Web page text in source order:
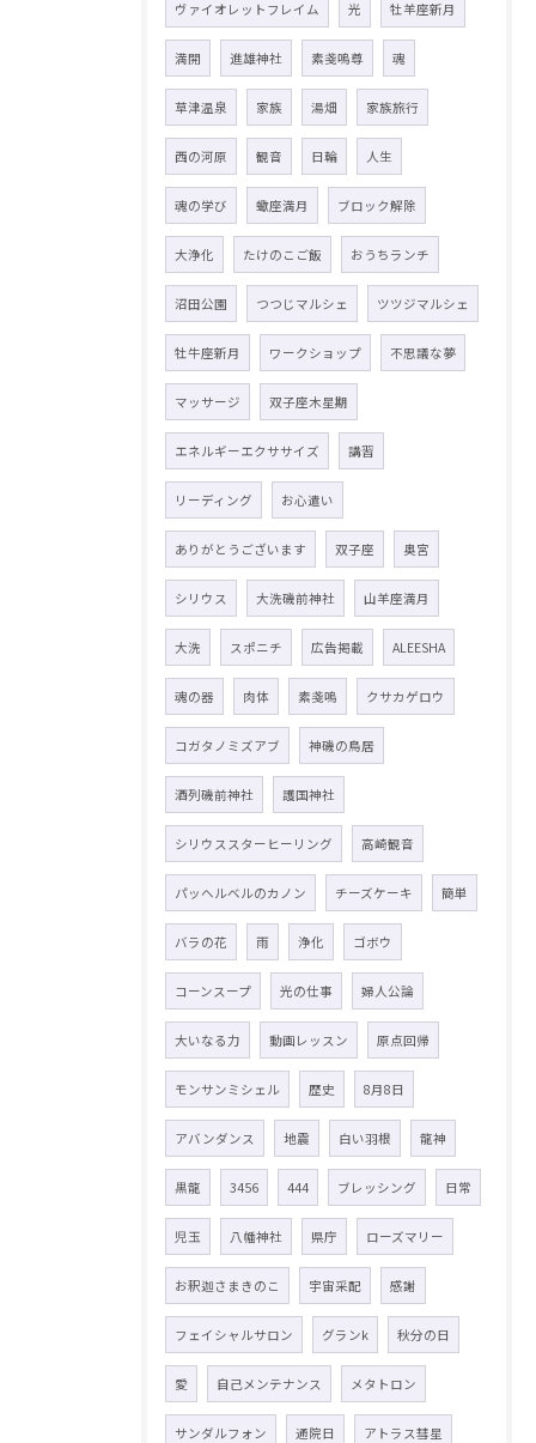
ヴァイオレットフレイム 光 牡羊座新月
満開 進雄神社 素戔嗚尊 魂
草津温泉 家族 湯畑 家族旅行
西の河原 観音 日輪 人生
魂の学び 蠍座満月 ブロック解除
大浄化 たけのこご飯 おうちランチ
沼田公園 つつじマルシェ ツツジマルシェ
牡牛座新月 ワークショップ 不思議な夢
マッサージ 双子座木星期
エネルギーエクササイズ 講習
リーディング お心遣い
ありがとうございます 双子座 奥宮
シリウス 大洗磯前神社 山羊座満月
大洗 スポニチ 広告掲載 ALEESHA
魂の器 肉体 素戔嗚 クサカゲロウ
コガタノミズアブ 神磯の鳥居
酒列磯前神社 護国神社
シリウススターヒーリング 高崎観音
パッヘルベルのカノン チーズケーキ 簡単
バラの花 雨 浄化 ゴボウ
コーンスープ 光の仕事 婦人公論
大いなる力 動画レッスン 原点回帰
モンサンミシェル 歴史 8月8日
アバンダンス 地震 白い羽根 龍神
黒龍 3456 444 ブレッシング 日常
児玉 八幡神社 県庁 ローズマリー
お釈迦さまきのこ 宇宙采配 感謝
フェイシャルサロン グランk 秋分の日
愛 自己メンテナンス メタトロン
サンダルフォン 通院日 アトラス彗星